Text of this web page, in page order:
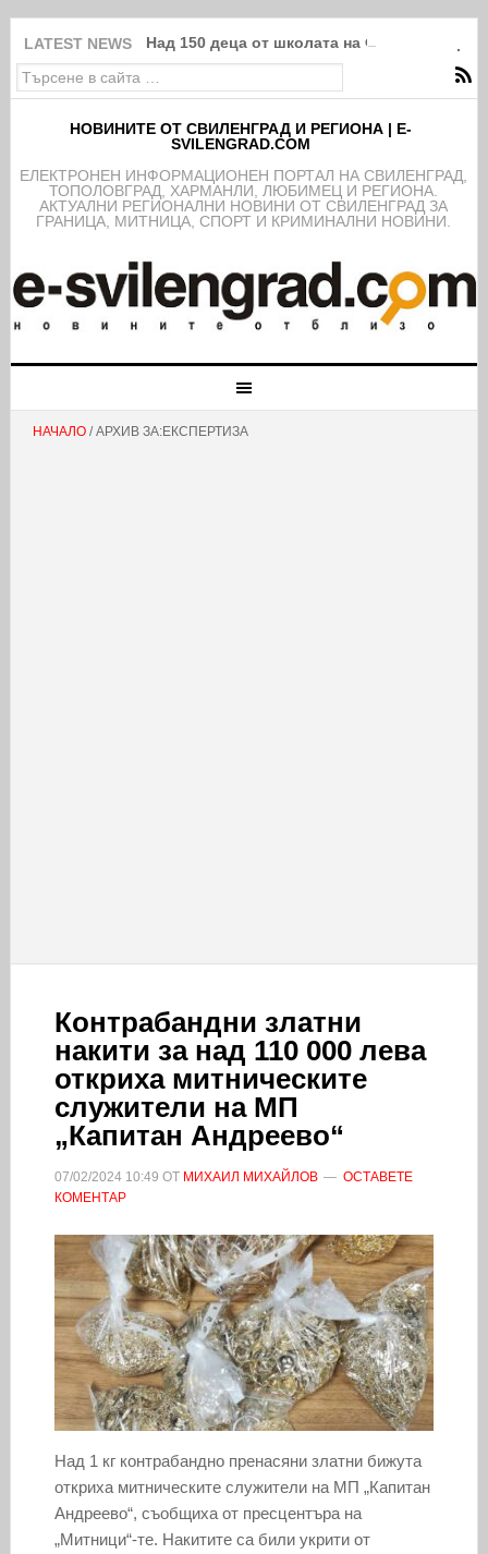
LATEST NEWS Над 150 деца от школата на ФК
НОВИНИТЕ ОТ СВИЛЕНГРАД И РЕГИОНА | E-
SVILENGRAD.COM
EЛЕКТРОНЕН ИНФОРМАЦИОНЕН ПОРТАЛ НА СВИЛЕНГРАД,
ТОПОЛОВГРАД, ХАРМАНЛИ, ЛЮБИМЕЦ И РЕГИОНА.
АКТУАЛНИ РЕГИОНАЛНИ НОВИНИ ОТ СВИЛЕНГРАД ЗА
ГРАНИЦА, МИТНИЦА, СПОРТ И КРИМИНАЛНИ НОВИНИ.
НАЧАЛО/ АРХИВ ЗА:ЕКСПЕРТИЗА
Контрабандни златни
накити за над 110 000 лева
откриха митническите
служители на МП
„Капитан Андреево“
07/02/2024 10:49 ОТ МИХАИЛ МИХАЙЛОВ
ОСТАВЕТЕ
КОМЕНТАР
Над 1 кг контрабандно пренасяни златни бижута
откриха митническите служители на МП „Капитан
Андреево“, съобщиха от пресцентъра на
„Митници“-те. Накитите са били укрити от